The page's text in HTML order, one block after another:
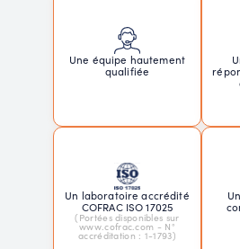
Une équipe hautement
qualifiée
Un laboratoire accrédité
COFRAC ISO 17025
(Portées disponibles sur
www.cofrac.com - N°
accréditation : 1-1793)